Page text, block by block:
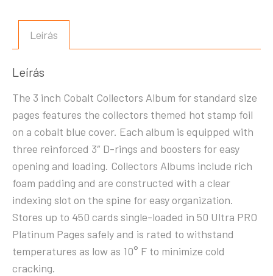
Leírás
Leírás
The 3 inch Cobalt Collectors Album for standard size
pages features the collectors themed hot stamp foil
on a cobalt blue cover. Each album is equipped with
three reinforced 3″ D-rings and boosters for easy
opening and loading. Collectors Albums include rich
foam padding and are constructed with a clear
indexing slot on the spine for easy organization.
Stores up to 450 cards single-loaded in 50 Ultra PRO
Platinum Pages safely and is rated to withstand
temperatures as low as 10° F to minimize cold
cracking.